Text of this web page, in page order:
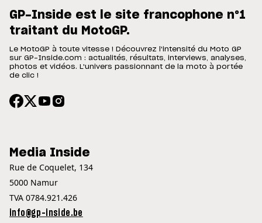
GP-Inside est le site francophone n°1
traitant du MotoGP.
Le MotoGP à toute vitesse ! Découvrez l'intensité du Moto GP
sur GP-Inside.com : actualités, résultats, interviews, analyses,
photos et vidéos. L'univers passionnant de la moto à portée
de clic !
Media Inside
Rue de Coquelet, 134
5000 Namur
TVA 0784.921.426
info@gp-inside.be